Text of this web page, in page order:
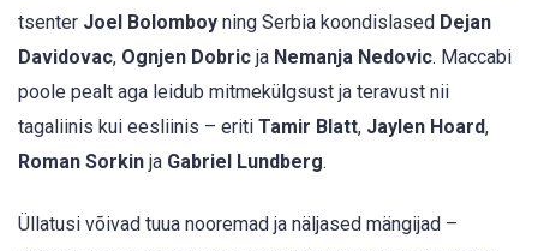
tsenter Joel Bolomboy ning Serbia koondislased Dejan
Davidovac, Ognjen Dobric ja Nemanja Nedovic. Maccabi
poole pealt aga leidub mitmekülgsust ja teravust nii
tagaliinis kui eesliinis – eriti Tamir Blatt, Jaylen Hoard,
Roman Sorkin ja Gabriel Lundberg.
Üllatusi võivad tuua nooremad ja näljased mängijad –